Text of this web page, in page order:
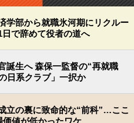
学部から就職氷河期にリクルー
日で辞めて役者の道へ
誕生へ 森保一監督の“再就職
日系クラブ」一択か
立の裏に致命的な“前科”…ここ
価値が低かったワケ